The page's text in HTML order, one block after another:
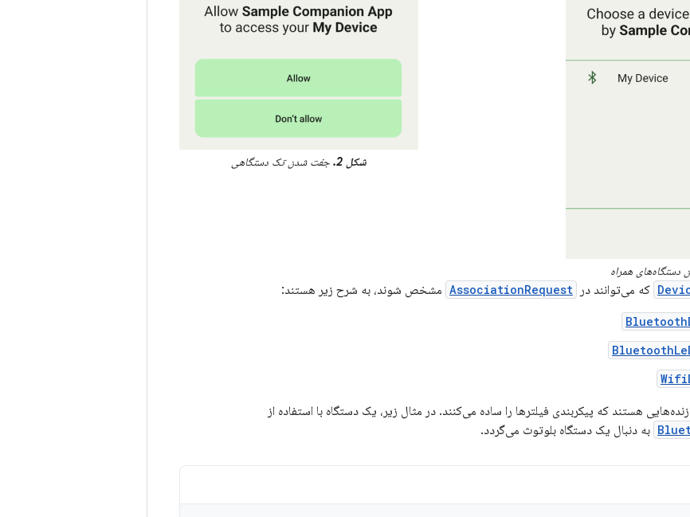
همراه
شکل 2. جفت شدن تک دستگاهی
که می‌توانند در AssociationRequest مشخص شوند، به شرح زیر هستند:
هستند که پیکربندی فیلترها را ساده می‌کنند. در مثال زیر، یک دستگاه با استفاده از
به دنبال یک دستگاه بلوتوث می‌گردد.